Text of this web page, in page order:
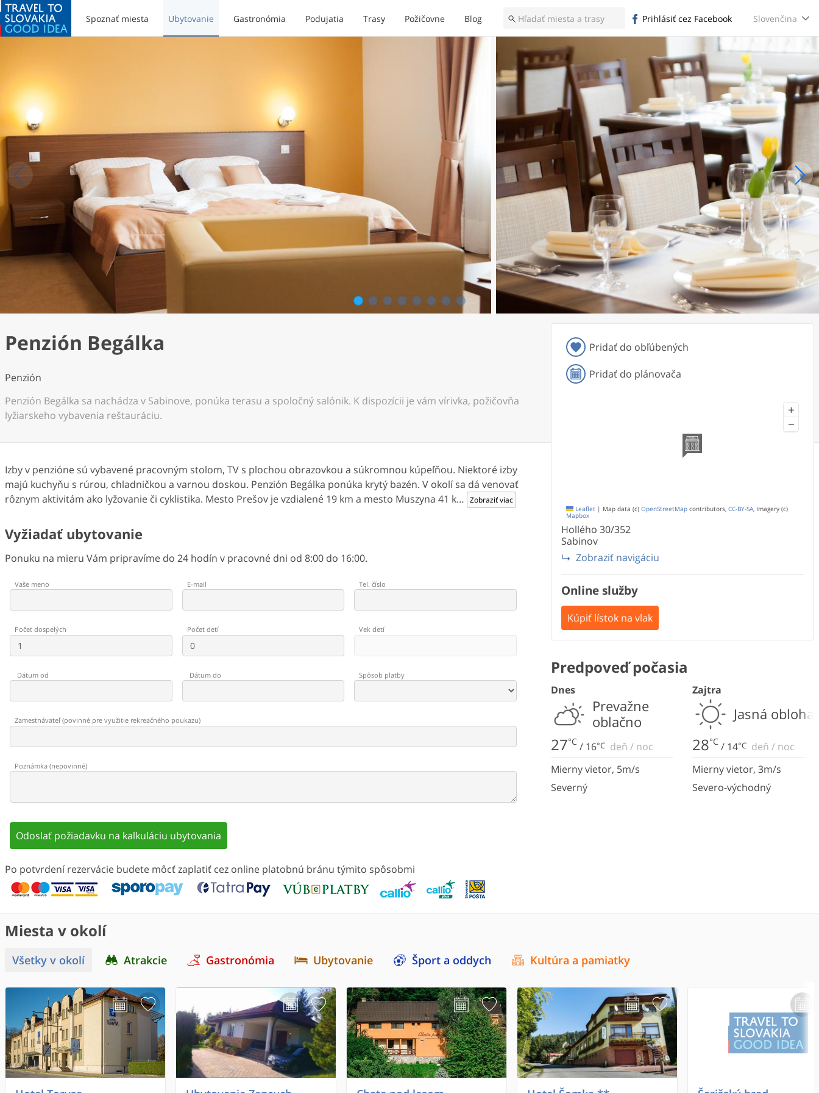
Spoznať miesta Ubytovanie Gastronómia Podujatia Trasy Požičovne Blog Prihlásiť cez Facebook Slovenčina
1 2 3 4 5 6 7 8
Penzión Begálka
Penzión
Penzión Begálka sa nachádza v Sabinove, ponúka terasu a spoločný salónik. K dispozícii je vám vírivka, požičovňa
lyžiarskeho vybavenia reštauráciu.
Izby v penzióne sú vybavené pracovným stolom, TV s plochou obrazovkou a súkromnou kúpeľňou. Niektoré izby
majú kuchyňu s rúrou, chladničkou a varnou doskou. Penzión Begálka ponúka krytý bazén. V okolí sa dá venovať
rôznym aktivitám ako lyžovanie či cyklistika. Mesto Prešov je vzdialené 19 km a mesto Muszyna 41 k… Zobraziť viac
Vyžiadať ubytovanie
Ponuku na mieru Vám pripravíme do 24 hodín v pracovné dni od 8:00 do 16:00.
Vaše meno E-mail Tel. číslo
Počet dospelých Počet detí Vek detí
Dátum od Dátum do Spôsob platby
Zamestnávateľ(povinné pre využitie rekreačného poukazu)
Poznámka (nepovinné)
Odoslať požiadavku na kalkuláciu ubytovania
Po potvrdení rezervácie budete môcť zaplatiť cez online platobnú bránu týmito spôsobmi
Pridať do obľúbených
Pridať do plánovača
+
−
Leaflet | Map data (c) OpenStreetMap contributors, CC-BY-SA , Imagery (c)
Mapbox
Hollého 30/352
Sabinov
Zobraziť navigáciu
Online služby
Kúpiť lístok na vlak
Predpoveď počasia
Dnes
Prevažne
oblačno
27°C / 16°C deň / noc
Mierny vietor, 5m/s
Severný
Zajtra
Jasná obloha
28°C / 14°C deň / noc
Mierny vietor, 3m/s
Severo-východný
Miesta v okolí
Všetky v okolí Atrakcie Gastronómia Ubytovanie Šport a oddych Kultúra a pamiatky